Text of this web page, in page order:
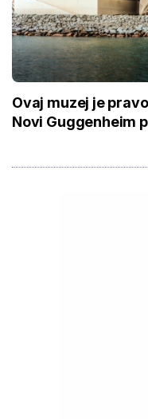
Ovaj muzej je
Novi Guggenheim